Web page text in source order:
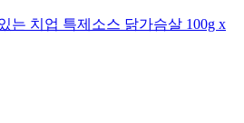
는 치업 특제소스 닭가슴살 100g x